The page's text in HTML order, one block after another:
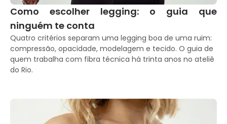
Como escolher legging: o guia que
ninguém te conta
Quatro critérios separam uma legging boa de uma ruim:
compressão, opacidade, modelagem e tecido. O guia de
quem trabalha com fibra técnica há trinta anos no ateliê
do Rio.